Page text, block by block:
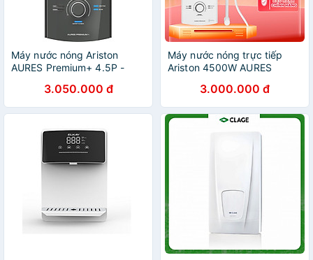
Máy nước nóng Ariston
AURES Premium+ 4.5P -
3.050.000 đ
Máy nước nóng trực tiếp
Ariston 4500W AURES
3.000.000 đ